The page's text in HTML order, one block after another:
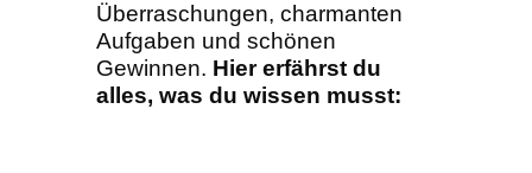
Überraschungen, charmanten
Aufgaben und schönen
Gewinnen. Hier erfährst du
alles, was du wissen musst: